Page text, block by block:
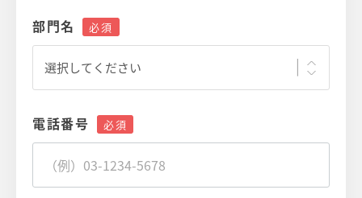
部門名
電話番号